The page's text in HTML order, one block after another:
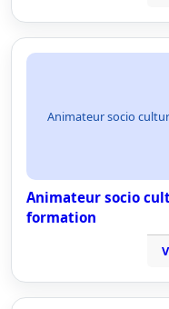
Animateur socio
Animateur socio
formation